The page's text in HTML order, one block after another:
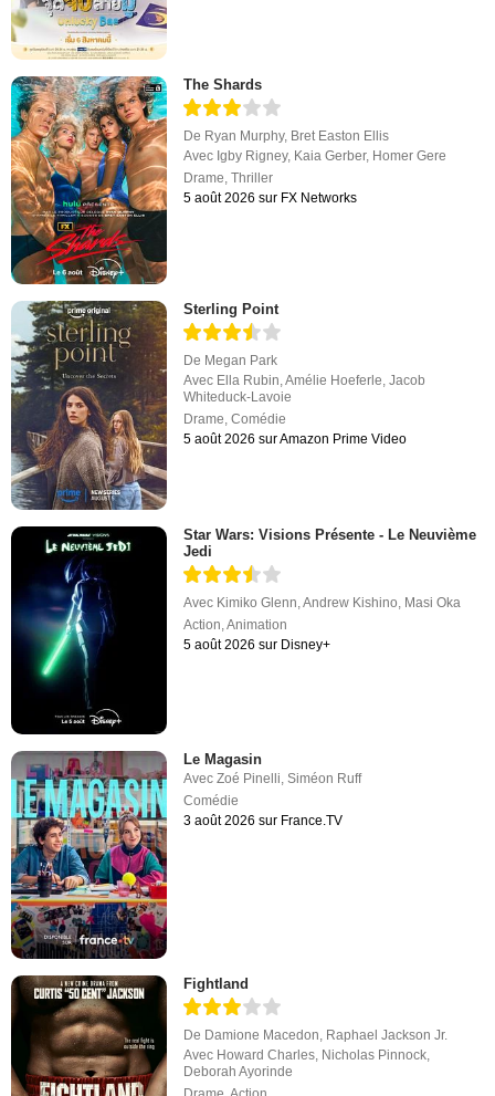
The Shards
De Ryan Murphy, Bret Easton Ellis
Avec Igby Rigney, Kaia Gerber, Homer Gere
Drame,Thriller
5 août 2026 sur FX Networks
Sterling Point
De Megan Park
Avec Ella Rubin,Amélie Hoeferle,Jacob
Whiteduck-Lavoie
Drame,Comédie
5 août 2026 sur Amazon Prime Video
Star Wars: Visions Présente - Le Neuvième
Jedi
Avec Kimiko Glenn ,Andrew Kishino Masi Oka
Action ,Animation
5 août 2026 sur Disney+
Le Magasin
AvecZoé Pinelli,Siméon Ruff
Comédie
3 août 2026 sur France.TV
Fightland
De Damione Macedon, Raphael Jackson Jr.
Avec Howard Charles, Nicholas Pinnock,
Deborah Ayorinde